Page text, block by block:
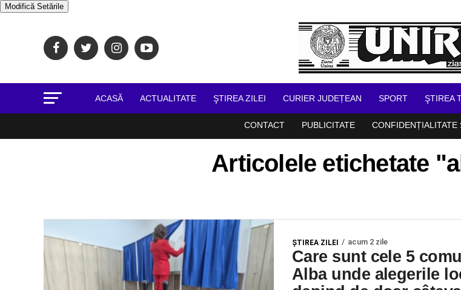
Modifică Setările
ACASĂ ACTUALITATE ŞTIREA ZILEI CURIER JUDEȚEAN SPORT ŞTIREA
CONTACT PUBLICITATE CONFIDENȚIALITATE
Articolele etichetate
ŞTIREA ZILEI acum 2 zile
Care sunt cele 5
Alba unde alegerile